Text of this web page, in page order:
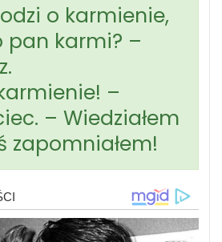
o karmienie,
pan karmi? –
–
– Wiedziałem
zapomniałem!